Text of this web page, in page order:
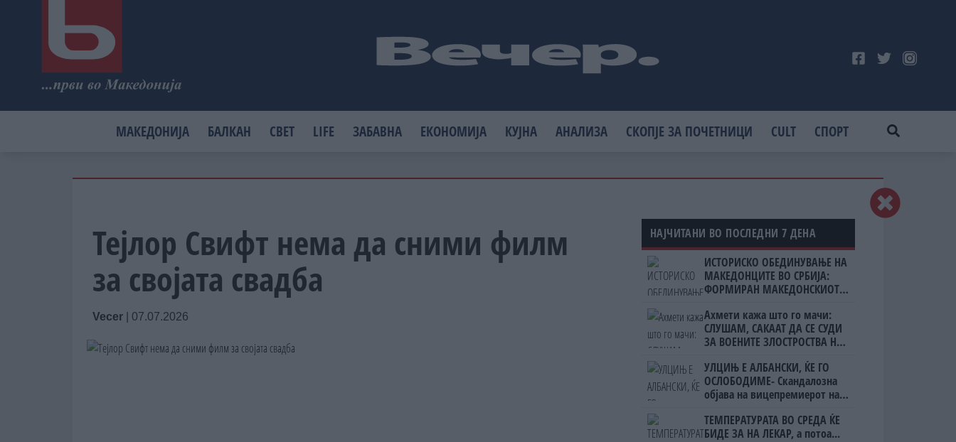
МАКЕДОНИЈА БАЛКАН СВЕТ LIFE ЗАБАВНА ЕКОНОМИЈА КУЈНА АНАЛИЗА СКОПЈЕ ЗА ПОЧЕТНИЦИ CULT СПОРТ
Тејлор Свифт нема да сними филм
за својата свадба
Vecer 07.07.2026
НАЈЧИТАНИ ВО ПОСЛЕДНИ 7 ДЕНА
ИСТОРИСКО ОБЕДИНУВАЊЕ НА
МАКЕДОНЦИТЕ ВО СРБИЈА:
ФОРМИРАН МАКЕДОНСКИОТ
Ахмети кажа што го мачи:
СЛУШАМ, САКААТ ДА СЕ СУДИ
ЗА ВОЕНИТЕ ЗЛОСТРОСТВА НА
УЛЦИЊ Е АЛБАНСКИ, ЌЕ ГО
ОСЛОБОДИМЕ- Скандалозна
објава на вицепремиерот на
ТЕМПЕРАТУРАТА ВО СРЕДА ЌЕ
БИДЕ ЗА НА ЛЕКАР, а потоа...